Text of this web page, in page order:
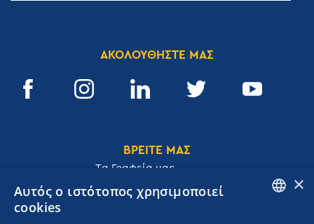
ΑΚΟΛΟΥΘΗΣΤΕ ΜΑΣ
ΒΡΕΙΤΕ ΜΑΣ
Tα Γραφεία μας
×
Αυτός ο ιστότοπος χρησιμοποιεί
cookies